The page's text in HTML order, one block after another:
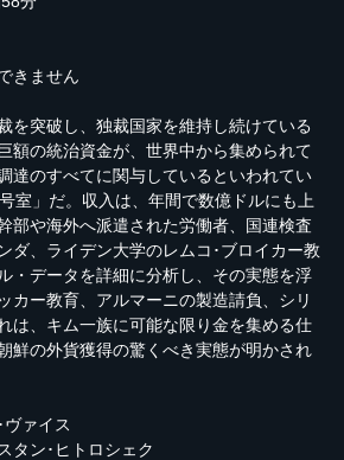
きません
を突破し、独裁国家を維持し続けている
額の統治資金が、世界中から集められて
達のすべてに関与しているといわれてい
室」だ。収入は、年間で数億ドルにも上
部や海外へ派遣された労働者、国連検査
ダ、ライデン大学のレムコ･ブロイカー教
・データを詳細に分析し、その実態を浮
カー教育、アルマーニの製造請負、シリ
は、キム一族に可能な限り金を集める仕
鮮の外貨獲得の驚くべき実態が明かされ
ヴァイス
タン･ヒトロシェク